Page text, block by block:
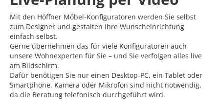
Mit den Höffner Möbel-Konfiguratoren werden Sie selbst
zum Designer und gestalten Ihre Wunscheinrichtung
einfach selbst.
Gerne übernehmen das für viele Konfiguratoren auch
unsere Wohnexperten für Sie – und Sie verfolgen alles live
am Bildschirm.
Dafür benötigen Sie nur einen Desktop-PC, ein Tablet oder
Smartphone. Kamera oder Mikrofon sind nicht notwendig,
da die Beratung telefonisch durchgeführt wird.